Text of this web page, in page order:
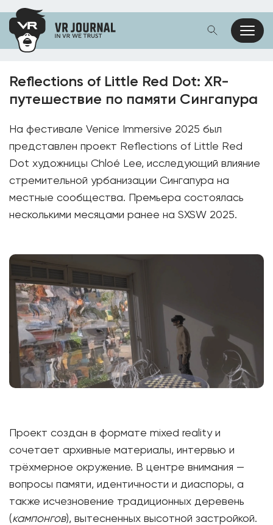
Reflections of Little Red Dot: XR-
путешествие по памяти Сингапура
На фестивале Venice Immersive 2025 был
представлен проект Reflections of Little Red
Dot художницы Chloé Lee, исследующий влияние
стремительной урбанизации Сингапура на
местные сообщества. Премьера состоялась
несколькими месяцами ранее на SXSW 2025.
Проект создан в формате mixed reality и
сочетает архивные материалы, интервью и
трёхмерное окружение. В центре внимания —
вопросы памяти, идентичности и диаспоры, а
также исчезновение традиционных деревень
(кампонгов), вытесненных высотной застройкой.